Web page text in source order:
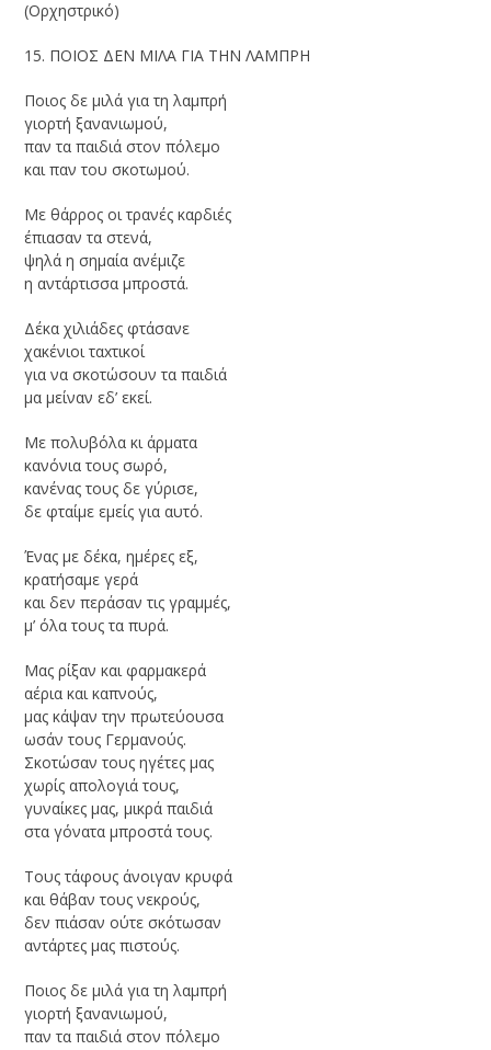
(Ορχηστρικό)
15. ΠΟΙΟΣ ΔΕΝ ΜΙΛΑ ΓΙΑ ΤΗΝ ΛΑΜΠΡΗ
Ποιος δε μιλά για τη λαμπρή
γιορτή ξανανιωμού,
παν τα παιδιά στον πόλεμο
και παν του σκοτωμού.
Με θάρρος οι τρανές καρδιές
έπιασαν τα στενά,
ψηλά η σημαία ανέμιζε
η αντάρτισσα μπροστά.
Δέκα χιλιάδες φτάσανε
χακένιοι ταxτικοί
για να σκοτώσουν τα παιδιά
μα μείναν εδ’ εκεί.
Με πολυβόλα κι άρματα
κανόνια τους σωρό,
κανένας τους δε γύρισε,
δε φταίμε εμείς για αυτό.
Ένας με δέκα, ημέρες εξ,
κρατήσαμε γερά
και δεν περάσαν τις γραμμές,
μ’ όλα τους τα πυρά.
Μας ρίξαν και φαρμακερά
αέρια και καπνούς,
μας κάψαν την πρωτεύουσα
ωσάν τους Γερμανούς.
Σκοτώσαν τους ηγέτες μας
χωρίς απολογιά τους,
γυναίκες μας, μικρά παιδιά
στα γόνατα μπροστά τους.
Τους τάφους άνοιγαν κρυφά
και θάβαν τους νεκρούς,
δεν πιάσαν ούτε σκότωσαν
αντάρτες μας πιστούς.
Ποιος δε μιλά για τη λαμπρή
γιορτή ξανανιωμού,
παν τα παιδιά στον πόλεμο